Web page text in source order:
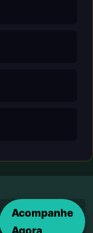
Acompanhe
Agora